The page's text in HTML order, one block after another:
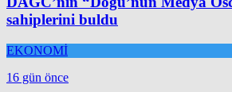
sahiplerini buldu
EKONOMİ
16 gün önce